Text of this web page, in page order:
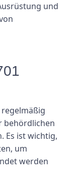
und
regelmäßig
behördlichen
Es ist wichtig,
um
werden